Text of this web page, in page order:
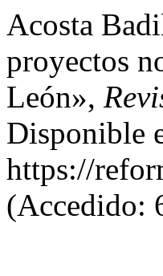
Acosta
proyectos
León»,
Disponible
https://
(Accedido: